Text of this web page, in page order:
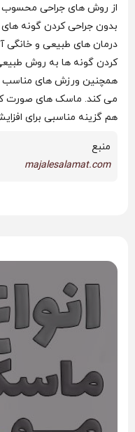
از روش‌ های جراحی محسوب
بدون جراحی کردن گونه های
درمان های طبیعی و خانگی
کردن گونه ها به روش
همچنین ورزش های مناسب
می کند. ماسک های صورت
هم گزینه مناسبی برای
منبع
majalesalamat.com